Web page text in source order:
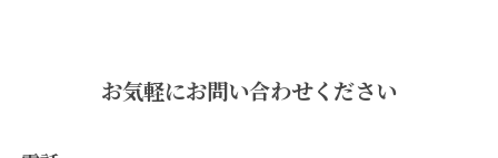
お気軽にお問い合わせください